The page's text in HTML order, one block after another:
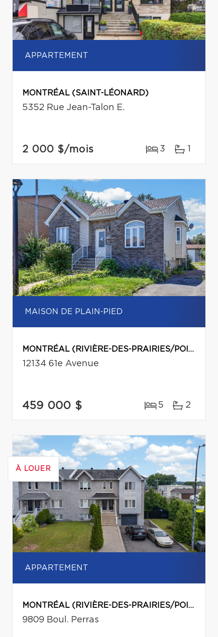
APPARTEMENT
MONTRÉAL (SAINT-LÉONARD)
5352 Rue Jean-Talon E.
2 000 $/mois 3 1
MAISON DE PLAIN-PIED
MONTRÉAL (RIVIÈRE-DES-PRAIRIES/POINTE-AUX-TREMBLES)
12134 61e Avenue
459 000 $ 5 2
À LOUER
APPARTEMENT
MONTRÉAL (RIVIÈRE-DES-PRAIRIES/POINTE-AUX-TREMBLES)
9809 Boul. Perras